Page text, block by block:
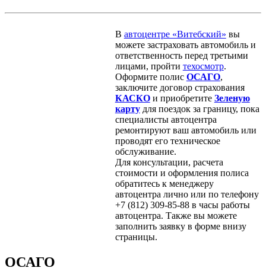
В автоцентре «Витебский» вы
можете застраховать автомобиль и
ответственность перед третьими
лицами, пройти техосмотр.
Оформите полис ОСАГО,
заключите договор страхования
КАСКОи приобретите Зеленую
картудля поездок за границу, пока
специалисты автоцентра
ремонтируют ваш автомобиль или
проводят его техническое
обслуживание.
Для консультации, расчета
стоимости и оформления полиса
обратитесь к менеджеру
автоцентра лично или по телефону
+7 (812) 309-85-88 в часы работы
автоцентра. Также вы можете
заполнить заявку в форме внизу
страницы.
ОСАГО